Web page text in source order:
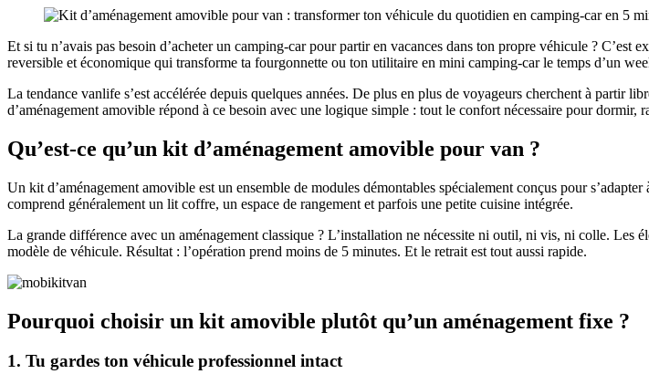
Et si tu n’avais pas besoin d’acheter un camping-car pour partir en vacances dans ton propre véhicule ?
reversible et économique qui transforme ta fourgonnette ou ton utilitaire en mini camping-car le temps d’un
La tendance vanlife s’est accélérée depuis quelques années. De plus en plus de voyageurs cherchent à partir
d’aménagement amovible répond à ce besoin avec une logique simple : tout le confort nécessaire pour
Qu’est-ce qu’un kit d’aménagement amovible pour van ?
Un kit d’aménagement amovible est un ensemble de modules démontables spécialement conçus pour
comprend généralement un lit coffre, un espace de rangement et parfois une petite cuisine intégrée.
La grande différence avec un aménagement classique ? L’installation ne nécessite ni outil, ni vis, ni colle. Les
modèle de véhicule. Résultat : l’opération prend moins de 5 minutes. Et le retrait est tout aussi rapide.
Pourquoi choisir un kit amovible plutôt qu’un aménagement fixe ?
1. Tu gardes ton véhicule professionnel intact